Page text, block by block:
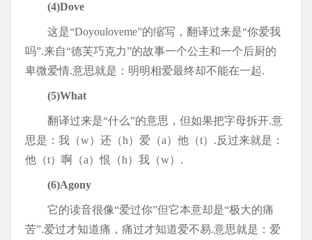
(4)Dove
这是“Doyouloveme”的缩写，翻译过来是“你爱我
吗”.来自“德芙巧克力”的故事一个公主和一个后厨的
卑微爱情.意思就是：明明相爱最终却不能在一起.
(5)What
翻译过来是“什么”的意思，但如果把字母拆开.意
思是：我（w）还（h）爱（a）他（t）.反过来就是：
他（t）啊（a）恨（h）我（w）.
(6)Agony
它的读音很像“爱过你”但它本意却是“极大的痛
苦”.爱过才知道痛，痛过才知道爱不易.意思就是：爱